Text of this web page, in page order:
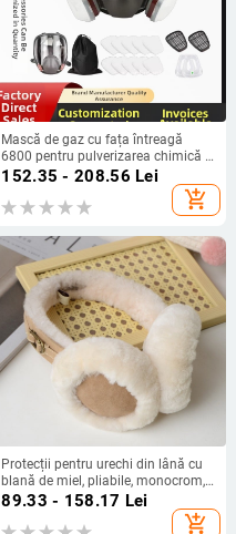
Mască de gaz cu fața întreagă
6800 pentru pulverizarea chimică a
vopselei, protecție biochimică
împotriva prafului, mască anti
ceață pentru aplicarea pesticidelor
152.35 - 208.56 Lei
add_shopping_cart
Protecții pentru urechi din lână cu
blană de miel, pliabile, monocrom,
pentru iarnă
89.33 - 158.17 Lei
add_shopping_cart